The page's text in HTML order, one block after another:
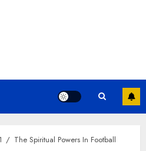
The Spiritual Powers In Football